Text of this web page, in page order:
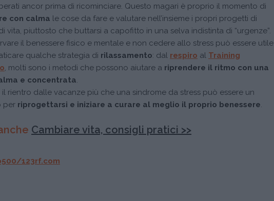
ancor prima di ricominciare. Questo magari è proprio il momento di
con calma le cose da fare e valutare nell’insieme i propri progetti di
vita, piuttosto che buttarsi a capofitto in una selva indistinta di “urgenze”.
il benessere fisico e mentale e non cedere allo stress può essere utile
qualche strategia di rilassamento: dal respiro al Training
, molti sono i metodi che possono aiutare a riprendere il ritmo con una
e concentrata.
il rientro dalle vacanze più che una sindrome da stress può essere un
per riprogettarsi e iniziare a curare al meglio il proprio benessere.
Cambiare vita, consigli pratici >>
123rf.com